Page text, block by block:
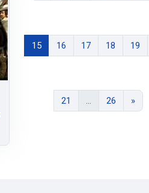
15Página 15
16Página 16
17Página 17
18Página 18
19
21 Página 21
… 26Página 26
»